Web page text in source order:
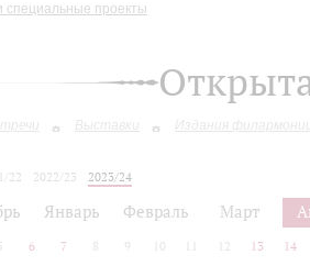
специальные проекты
Выставки Издания
22 2022/23
2023/24
Январь Февраль Март
5 6 7 8 9 10 12 13 14